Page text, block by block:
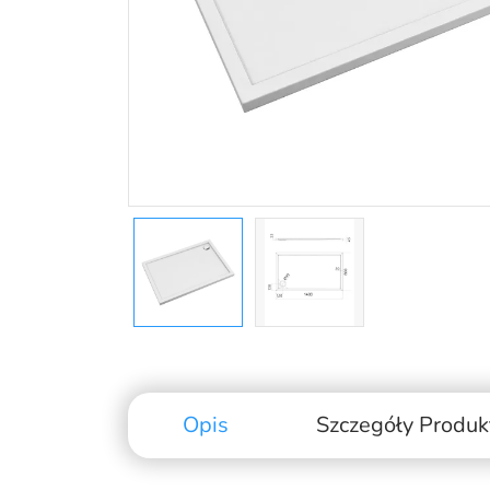
Opis Szczegóły